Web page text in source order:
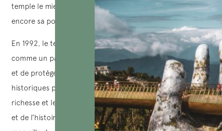
temple le mieux conservé et aussi le temple qui conserve
encore sa position de centre religieux.
En 1992, le temple d’Angkor a été reconnu par l’UNESCO
comme un patrimoine culturel mondial, afin de préserver
et de protéger ces précieux vestiges culturels et
historiques pour les générations futures. Grâce à la
richesse et le caractère unique de l’architecture, de l’art
et de l’histoire, les temples d’Angkor sont vraiment une